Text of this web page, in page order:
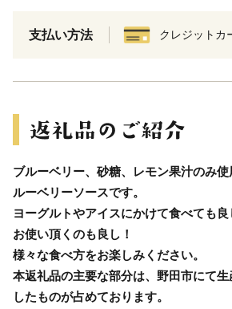
支払い方法 クレジットカ
ブルーベリー、砂糖、レモン果汁のみ
ルーベリーソースです。
ヨーグルトやアイスにかけて食べても
お使い頂くのも良し！
様々な食べ方をお楽しみください。
本返礼品の主要な部分は、野田市にて
したものが占めております。